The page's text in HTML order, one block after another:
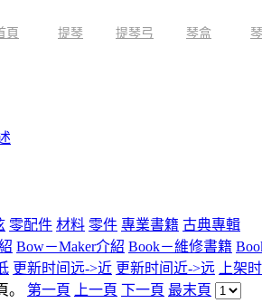
頁 提琴 提琴弓 琴盒
零配件 材料 零件 專業書籍 古典專輯
Bow－Maker介紹 Book－維修書籍
更新时间远->近 更新时间近->远
上架
。 第一頁 上一頁 下一頁 最末頁